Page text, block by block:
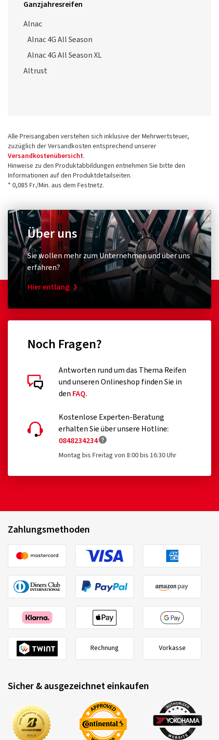
Ganzjahresreifen
Alnac
Alnac 4G All Season
Alnac 4G All Season XL
Altrust
Alle Preisangaben verstehen sich inklusive der Mehrwertsteuer,
zuzüglich der Versandkosten entsprechend unserer
Versandkostenübersicht.
Hinweise zu den Produktabbildungen entnehmen Sie bitte den
Informationen auf den Produktdetailseiten.
* 0,085 Fr./Min. aus dem Festnetz.
Über uns
Sie wollen mehr zum Unternehmen und über uns
erfahren?
Hier entlang
Noch Fragen?
Antworten rund um das Thema Reifen
und unseren Onlineshop finden Sie in
den FAQ.
Kostenlose Experten-Beratung
erhalten Sie über unsere Hotline:
0848234234
Montag bis Freitag von 8:00 bis 16:30 Uhr
Zahlungsmethoden
Rechnung Vorkasse
Sicher & ausgezeichnet einkaufen